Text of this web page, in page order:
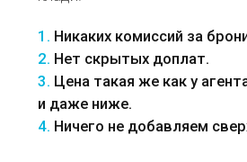
1. Никаких комиссий за
2. Нет скрытых доплат.
3. Цена такая же как у
и даже ниже.
4. Ничего не добавляем